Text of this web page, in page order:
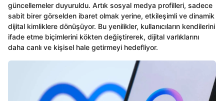
güncellemeler duyuruldu. Artık sosyal medya profilleri, sadece
sabit birer görselden ibaret olmak yerine, etkileşimli ve dinamik
dijital kimliklere dönüşüyor. Bu yenilikler, kullanıcıların kendilerini
ifade etme biçimlerini kökten değiştirerek, dijital varlıklarını
daha canlı ve kişisel hale getirmeyi hedefliyor.